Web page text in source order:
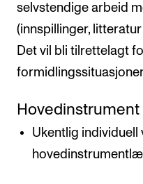
selvstendige arbeid
(innspillinger,
Det vil bli tilrettelagt
Hovedinstrument
Ukentlig